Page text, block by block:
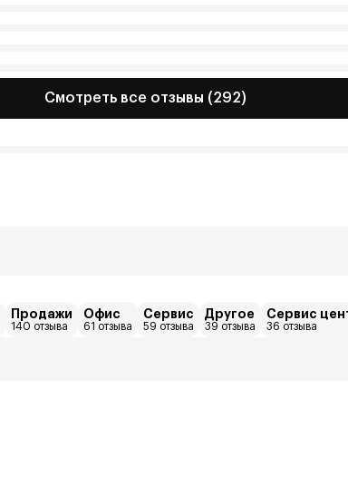
Смотреть все отзывы (292)
Продажи
140 отзыва
Офис
61 отзыва
Сервис
59 отзыва
Другое
39 отзыва
Сервис
36 отзыва